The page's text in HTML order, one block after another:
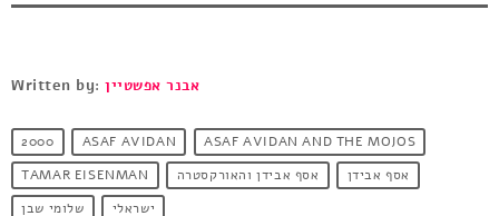
Written by:אבנר אפשטיין
2000 ASAF AVIDAN
ASAF AVIDAN AND THE MOJOS
TAMAR EISENMAN
אסף אבידן
אסף אבידן והאורקסטרה
ישראלי
שלומי שבן